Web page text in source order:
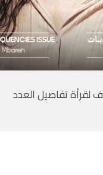
لقرأة تفاصيل العدد